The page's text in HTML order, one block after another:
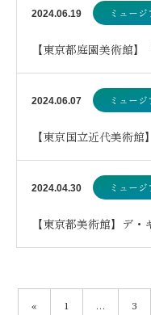
『結 MUSUBI』展 ―
2024.06.19 ミュー
【東京都庭園美術館
新しい世界」
2024.06.07 ミュー
【東京国立近代美術
ンアート・コレクショ
2024.04.30 ミュー
【東京都美術館】デ・
« 1 … 3